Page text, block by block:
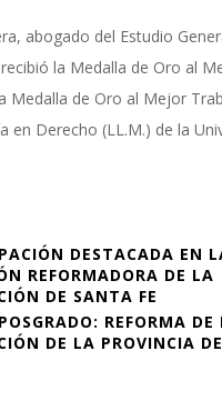
abogado del Estudio
la Medalla de Oro al
Medalla de Oro al Mejor
en Derecho (LL.M.) de la
DESTACADA EN
REFORMADORA DE LA
DE SANTA FE
REFORMA DE
DE LA PROVINCIA